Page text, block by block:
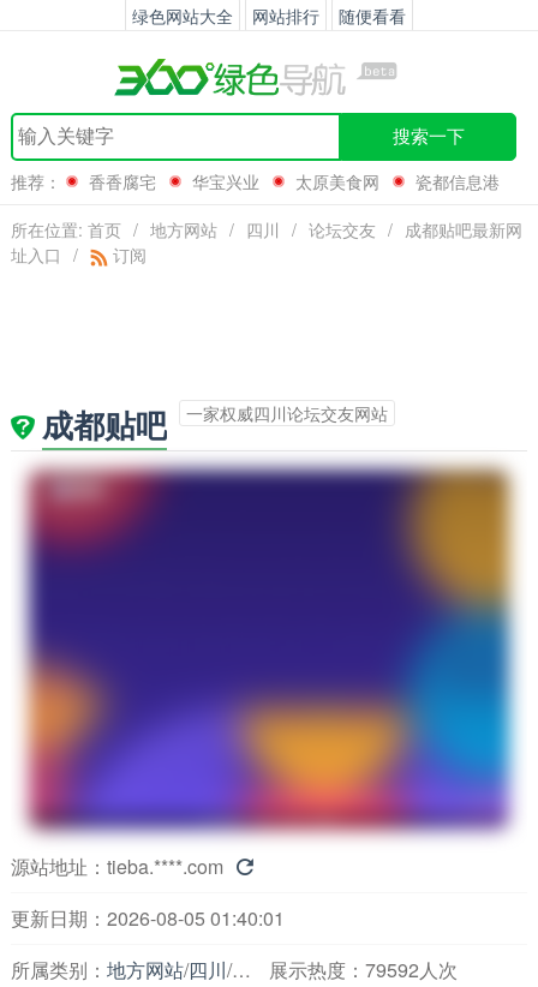
绿色网站大全 网站排行 随便看看
搜索一下
推荐： 香香腐宅 华宝兴业 太原美食网
瓷都信息港
所在位置: 首页 / 地方网站 / 四川 / 论坛交友 / 成都贴吧最新网
址入口 / 订阅
成都贴吧 一家权威四川论坛交友网站
源站地址： tieba.****.com 
更新日期：2026-08-05 01:40:01
所属类别： 地方网站/四川/论坛交友展示热度： 79592人次